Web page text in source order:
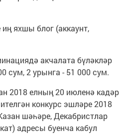
яхшы блог (аккаунт,
акчалата бүләкләр
сум, 2 урынга - 51 000 сум.
2018 елның 20 июленә кадәр
конкурс эшләре 2018
шәһәре, Декабристлар
адресы буенча кабул